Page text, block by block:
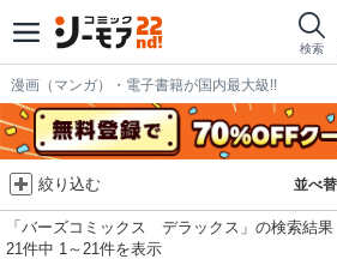
検索
漫画（マンガ）・電子書籍が国内最大級!!
並べ
絞り込む
「バーズコミックス デラックス」の検索結果
21件中 1～21件を表示